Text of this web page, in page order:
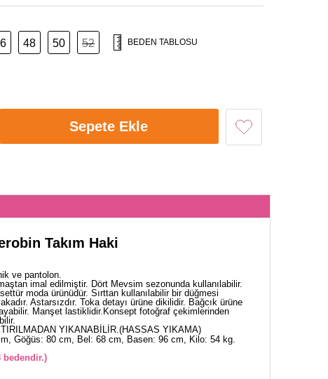
48 50 52 BEDEN TABLOSU
Sepete Ekle
Takım Haki
ve pantolon.
imal edilmiştir. Dört Mevsim sezonunda kullanılabilir.
moda ürünüdür. Sırttan kullanılabilir bir düğmesi
Astarsızdır. Toka detayı ürüne dikilidir. Bağcık ürüne
Manşet lastiklidir.Konsept fotoğraf çekimlerinden
YIKANABİLİR.(HASSAS YIKAMA)
Göğüs: 80 cm, Bel: 68 cm, Basen: 96 cm, Kilo: 54 kg.
bedendir.)